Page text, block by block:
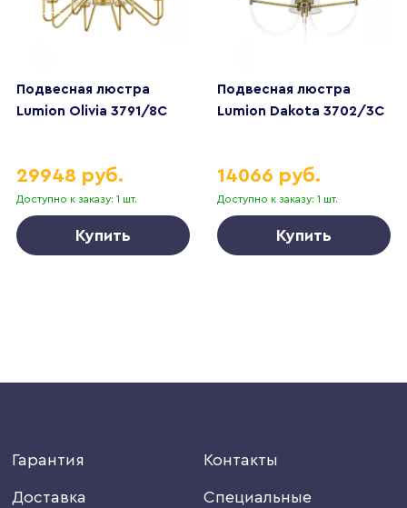
Подвесная люстра
Lumion Olivia 3791/8C
Доступно к заказу: 1 шт.
29948 руб.
Купить
Подвесная люстра
Lumion Dakota 3702/3C
Доступно к заказу: 1 шт.
14066 руб.
Купить
Гарантия
Доставка
Контакты
Специальные